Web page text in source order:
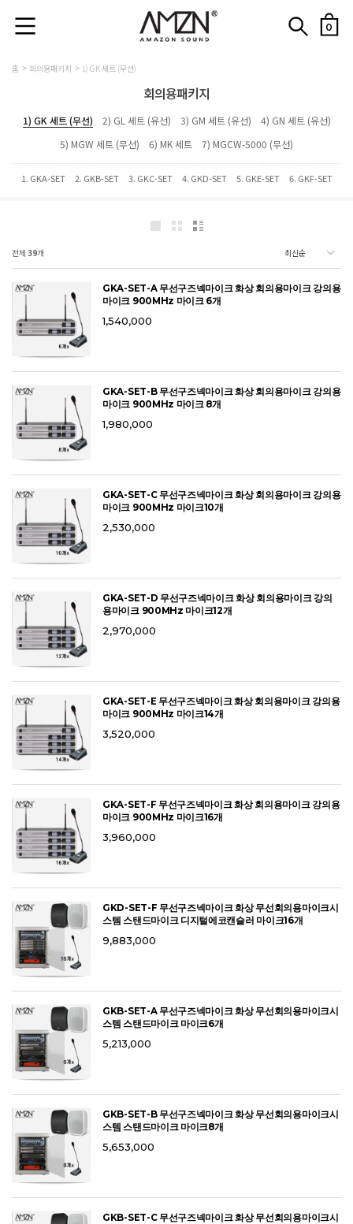
0
홈 회의용패키지 1) GK 세트 (무선)
회의용패키지
1) GK 세트 (무선) 2) GL 세트 (유선) 3) GM 세트 (유선)
4) GN 세트 (유선)
5) MGW 세트 (무선)
6) MK 세트 7) MGCW-5000 (무선)
1. GKA-SET 2. GKB-SET 3. GKC-SET 4. GKD-SET 5. GKE-SET 6. GKF-SET
전체 39개
GKA-SET-A 무선구즈넥마이크 화상 회의용마이크 강의용
마이크 900MHz 마이크 6개
1,540,000
GKA-SET-B 무선구즈넥마이크 화상 회의용마이크 강의용
마이크 900MHz 마이크 8개
1,980,000
GKA-SET-C 무선구즈넥마이크 화상 회의용마이크 강의용
마이크 900MHz 마이크10개
2,530,000
GKA-SET-D 무선구즈넥마이크 화상 회의용마이크 강의
용마이크 900MHz 마이크12개
2,970,000
GKA-SET-E 무선구즈넥마이크 화상 회의용마이크 강의용
마이크 900MHz 마이크14개
3,520,000
GKA-SET-F 무선구즈넥마이크 화상 회의용마이크 강의용
마이크 900MHz 마이크16개
3,960,000
GKD-SET-F 무선구즈넥마이크 화상 무선회의용마이크시
스템 스탠드마이크 디지털에코캔슬러 마이크16개
9,883,000
GKB-SET-A 무선구즈넥마이크 화상 무선회의용마이크시
스템 스탠드마이크 마이크6개
5,213,000
GKB-SET-B 무선구즈넥마이크 화상 무선회의용마이크시
스템 스탠드마이크 마이크8개
5,653,000
GKB-SET-C 무선구즈넥마이크 화상 무선회의용마이크시